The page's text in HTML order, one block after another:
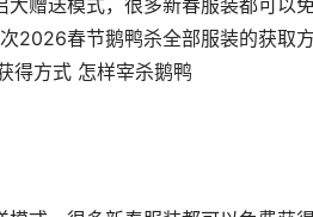
赠送模式，很多新春服装都可以
2026春节鹅鸭杀全部服装的获取
得方式 怎样宰杀鹅鸭